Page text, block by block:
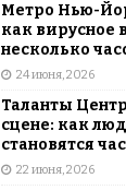
Метро Нью-
как вирусное
несколько
24 июня, 2026
Таланты
сцене: как
становятся
22 июня, 2026